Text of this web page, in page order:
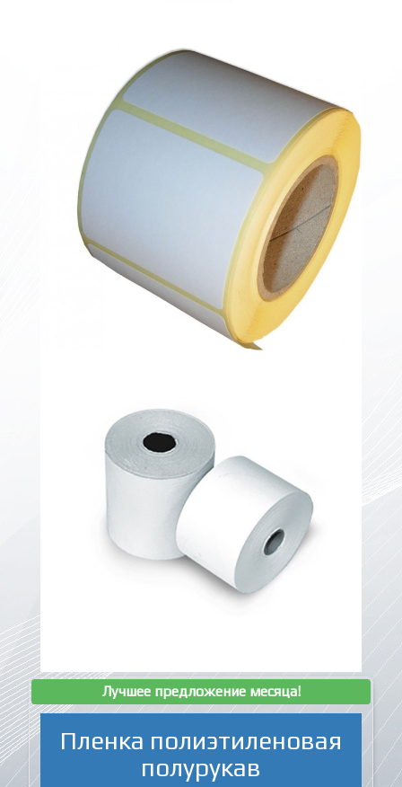
Лучшее предложение месяца!
Пленка полиэтиленовая
полурукав